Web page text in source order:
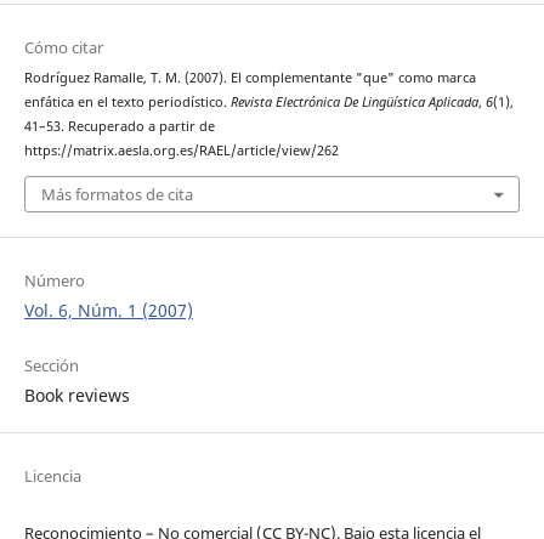
Cómo citar
Rodríguez Ramalle, T. M. (2007). El complementante "que" como marca
enfática en el texto periodístico. Revista Electrónica De Lingüística Aplicada, 6(1),
41–53. Recuperado a partir de
https://matrix.aesla.org.es/RAEL/article/view/262
Más formatos de cita
Número
Vol. 6, Núm. 1 (2007)
Sección
Book reviews
Licencia
Reconocimiento – No comercial (CC BY-­NC). Bajo esta licencia el